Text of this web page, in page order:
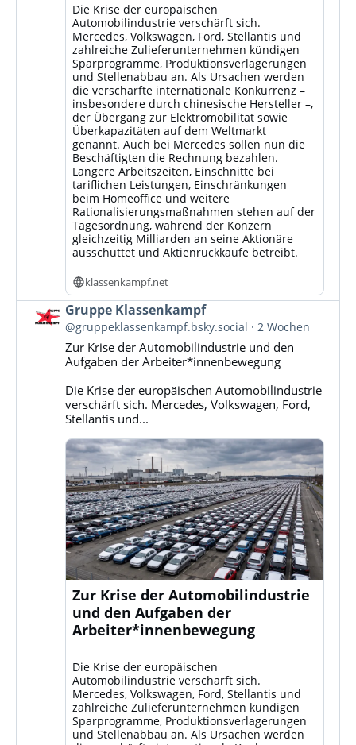
Die Krise der europäischen
Automobilindustrie verschärft sich.
Mercedes, Volkswagen, Ford, Stellantis und
zahlreiche Zulieferunternehmen kündigen
Sparprogramme, Produktionsverlagerungen
und Stellenabbau an. Als Ursachen werden
die verschärfte internationale Konkurrenz –
insbesondere durch chinesische Hersteller –,
der Übergang zur Elektromobilität sowie
Überkapazitäten auf dem Weltmarkt
genannt. Auch bei Mercedes sollen nun die
Beschäftigten die Rechnung bezahlen.
Längere Arbeitszeiten, Einschnitte bei
tariflichen Leistungen, Einschränkungen
beim Homeoffice und weitere
Rationalisierungsmaßnahmen stehen auf der
Tagesordnung, während der Konzern
gleichzeitig Milliarden an seine Aktionäre
ausschüttet und Aktienrückkäufe betreibt.
klassenkampf.net
Beitrag
von
Gruppe
Klassenkampf
Bluesky
ansehen
Gruppe Klassenkampf
@gruppeklassenkampf.bsky.social 2 Wochen
Zur Krise der Automobilindustrie und den
Aufgaben der Arbeiter*innenbewegung
Die Krise der europäischen Automobilindustrie
verschärft sich. Mercedes, Volkswagen, Ford,
Stellantis und...
Zur Krise der Automobilindustrie
und den Aufgaben der
Arbeiter*innenbewegung
Die Krise der europäischen
Automobilindustrie verschärft sich.
Mercedes, Volkswagen, Ford, Stellantis und
zahlreiche Zulieferunternehmen kündigen
Sparprogramme, Produktionsverlagerungen
und Stellenabbau an. Als Ursachen werden